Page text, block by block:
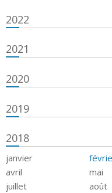
2022
2021
2020
2019
2018
janvier
avril
mai
juillet
août